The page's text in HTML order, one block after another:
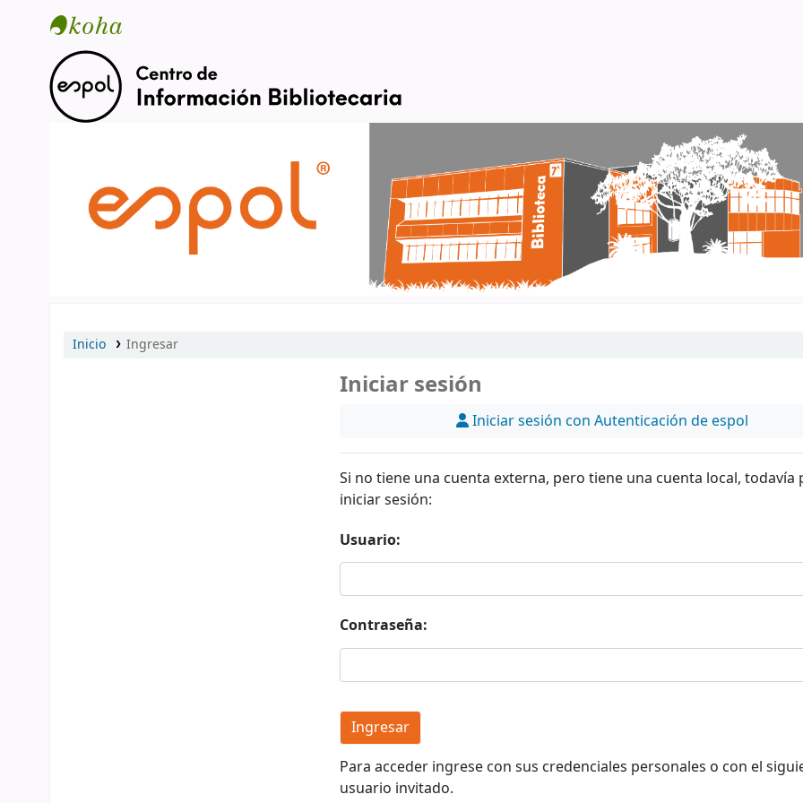
Catálogo en línea
Inicio Ingresar
Iniciar sesión
Iniciar sesión con Autenticación de espol
Si no tiene una cuenta externa, pero tiene una cuenta local, todavía
iniciar sesión:
Usuario:
Contraseña:
Para acceder ingrese con sus credenciales personales o con el
usuario invitado.